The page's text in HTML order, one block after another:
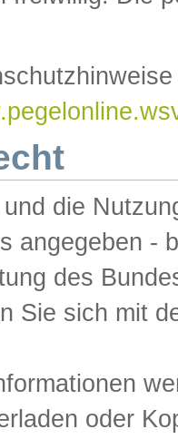
die
angegeben -
des
Sie sich mit
oder